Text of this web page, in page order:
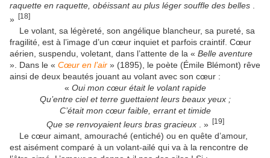
raquette en raquette, obéissant au plus léger souffle des belles .
»
[18]
Le volant, sa légèreté, son angélique blancheur, sa pureté, sa
fragilité, est à l’image d’un cœur inquiet et parfois craintif. Cœur
aérien, suspendu, voletant, dans l’attente de la « Belle aventure
». Dans le « Cœur en l’air » (1895), le poète (Émile Blémont) rêve
ainsi de deux beautés jouant au volant avec son cœur :
« Oui mon cœur était le volant rapide
Qu’entre ciel et terre guettaient leurs beaux yeux ;
C’était mon cœur faible, errant et timide
Que se renvoyaient leurs bras gracieux. » [19]
Le cœur aimant, amouraché (entiché) ou en quête d’amour,
est aisément comparé à un volant-ailé qui va à la rencontre de